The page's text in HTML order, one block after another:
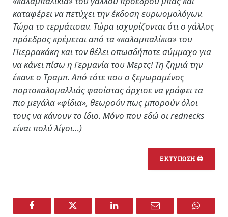
καταφέρει να πετύχει την έκδοση ευρωομολόγων.
Τώρα το τερμάτισαν. Τώρα ισχυρίζονται ότι ο γάλλος
πρόεδρος κρέμεται από τα «καλαμπαλίκια» του
Πιερρακάκη και τον θέλει οπωσδήποτε σύμμαχο για
να κάνει πίσω η Γερμανία του Μερτς! Τη ζημιά την
έκανε ο Τραμπ. Από τότε που ο ξεμωραμένος
πορτοκαλομαλλιάς φασίστας άρχισε να γράφει τα
πιο μεγάλα «φίδια», θεωρούν πως μπορούν όλοι
τους να κάνουν το ίδιο. Μόνο που εδώ οι rednecks
είναι πολύ λίγοι…)
ΕΚΤΥΠΩΣΗ 🖨
Facebook Twitter LinkedIn Email